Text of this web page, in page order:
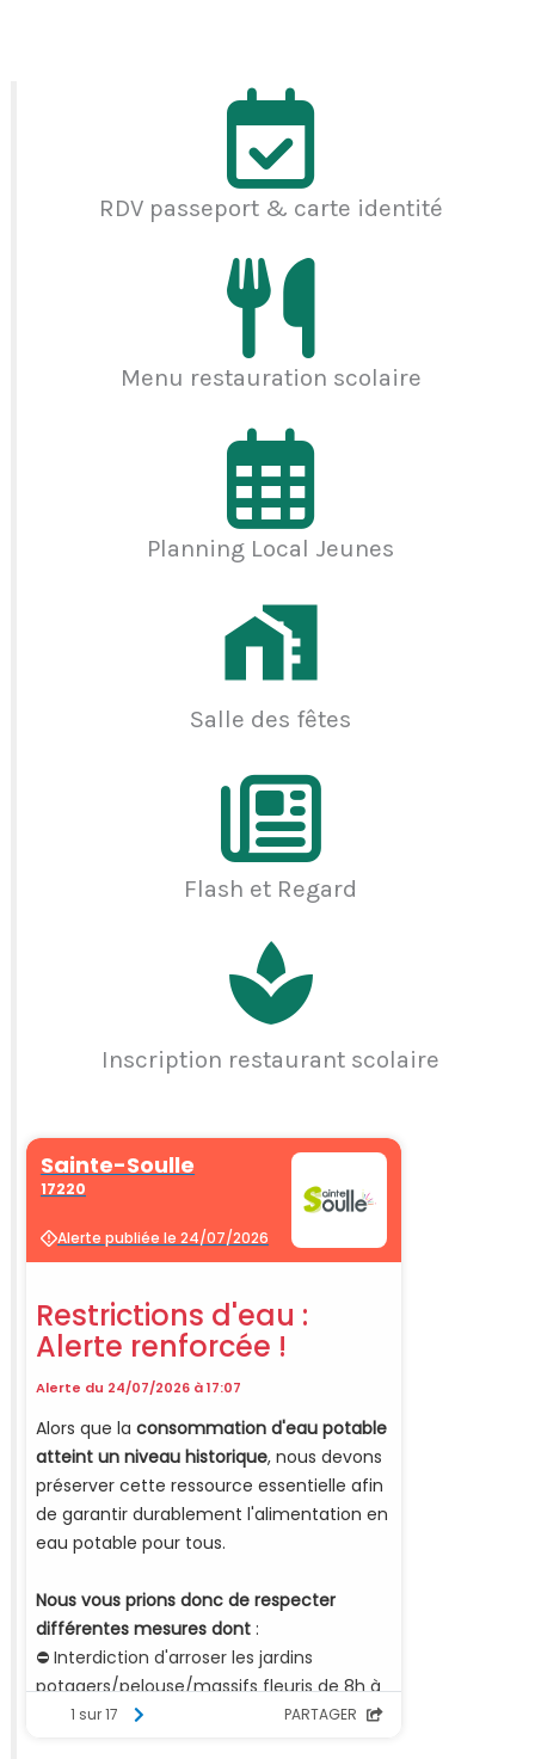
RDV passeport & carte identité
Menu restauration scolaire
Planning Local Jeunes
Salle des fêtes
Flash et Regard
Inscription restaurant scolaire